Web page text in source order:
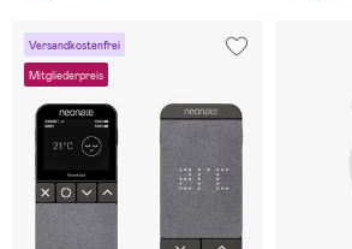
Versandkostenfrei
Mitgliederpreis